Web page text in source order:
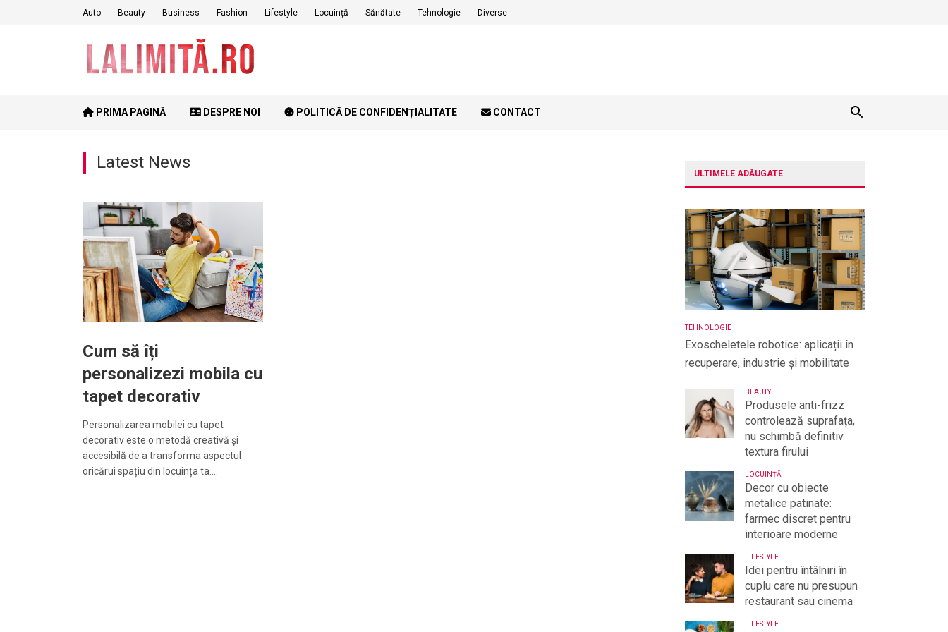
Auto Beauty Business Fashion Lifestyle Locuință Sănătate Tehnologie Diverse
PRIMA PAGINĂ DESPRE NOI POLITICĂ DE CONFIDENȚIALITATE CONTACT
Latest News
Cum să îți
personalizezi mobila cu
tapet decorativ
Personalizarea mobilei cu tapet
decorativ este o metodă creativă și
accesibilă de a transforma aspectul
oricărui spațiu din locuința ta.…
ULTIMELE ADĂUGATE
TEHNOLOGIE
Exoscheletele robotice: aplicații în
recuperare, industrie și mobilitate
BEAUTY
Produsele anti-frizz
controlează suprafața,
nu schimbă definitiv
textura firului
LOCUINȚĂ
Decor cu obiecte
metalice patinate:
farmec discret pentru
interioare moderne
LIFESTYLE
Idei pentru întâlniri în
cuplu care nu presupun
restaurant sau cinema
LIFESTYLE